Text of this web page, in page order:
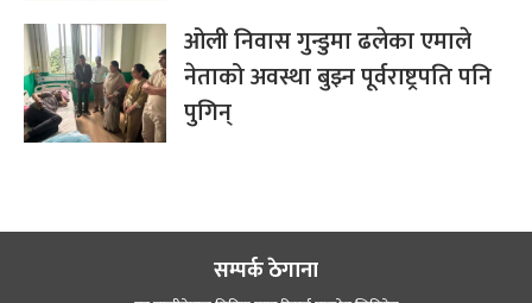
ओली निवास गुन्डुमा ढलेका एमाले
नेताको अवस्था बुझ्न पूर्वराष्ट्रपति पनि
पुगिन्
सम्पर्क ठेगाना